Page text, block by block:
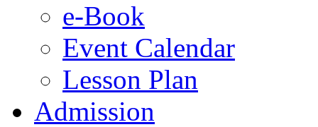
e-Book
Event Calendar
Lesson Plan
Admission